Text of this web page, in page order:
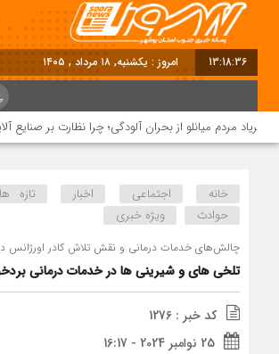
13:18:36 امروز : یکشنبه, ۱۸ مرداد , ۱۴۰۵
فریاد مردم میانلو از بحران آلودگی؛ چرا نظارت بر صنایع
خانه اجتماعی اخبار
تازه ها
حوادث
ویژه خبری
چالش‌های خدمات درمانی و نقش تلاش کادر اورژانس
تلخی های و شیرینی ها در خدمات درمانی
کد خبر : 1276
25 نوامبر 2024 - 16:17